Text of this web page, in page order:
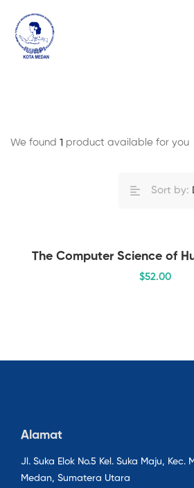
We found 1 product available for you
Sort by:
The Computer Science of
$52.00
Alamat
Jl. Suka Elok No.5 Kel. Suka Maju, Kec.
Medan, Sumatera Utara